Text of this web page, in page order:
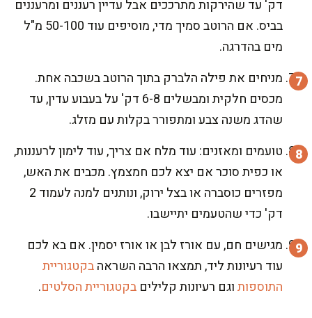
דק' עד שהירקות מתרככים אבל עדיין רעננים ומרעננים
בביס. אם הרוטב סמיך מדי, מוסיפים עוד 50-100 מ"ל
מים בהדרגה.
מניחים את פילה הלברק בתוך הרוטב בשכבה אחת.
מכסים חלקית ומבשלים 6-8 דק' על בעבוע עדין, עד
שהדג משנה צבע ומתפורר בקלות עם מזלג.
טועמים ומאזנים: עוד מלח אם צריך, עוד לימון לרעננות,
או כפית סוכר אם יצא לכם חמצמץ. מכבים את האש,
מפזרים כוסברה או בצל ירוק, ונותנים למנה לעמוד 2
דק' כדי שהטעמים יתיישבו.
מגישים חם, עם אורז לבן או אורז יסמין. אם בא לכם
עוד רעיונות ליד, תמצאו הרבה השראהבקטגוריית
התוספותוגם רעיונות קלילים בקטגוריית הסלטים.